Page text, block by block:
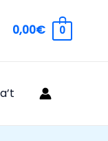
0,00€ 0